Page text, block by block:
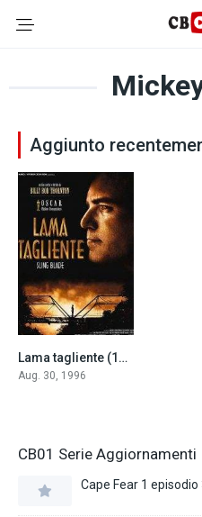
Aggiunto
8.0
Lama tagliente (1996)
Aug. 30, 1996
CB01 Serie Aggiornamenti
Cape Fear 1 episodio